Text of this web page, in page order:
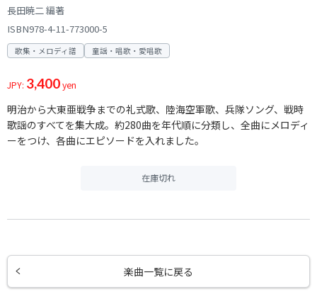
長田暁二 編著
ISBN978-4-11-773000-5
歌集・メロディ譜 童謡・唱歌・愛唱歌
JPY: 3,400yen
明治から大東亜戦争までの礼式歌、陸海空軍歌、兵隊ソング、戦時
歌謡のすべてを集大成。約280曲を年代順に分類し、全曲にメロディ
ーをつけ、各曲にエピソードを入れました。
在庫切れ
楽曲一覧に戻る